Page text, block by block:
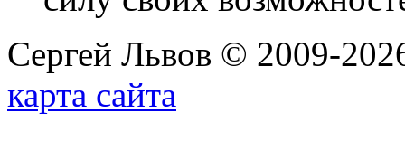
Сергей Львов © 2009-
карта сайта